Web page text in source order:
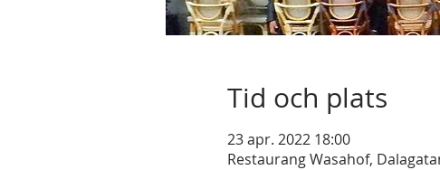
Tid och plats
23 apr. 2022 18:00
Restaurang Wasahof,